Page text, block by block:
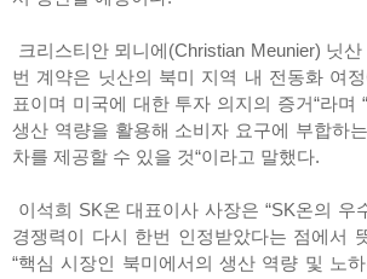
크리스티안 뫼니에(Christian Meunier) 닛
번 계약은 닛산의 북미 지역 내 전동화 여
표이며 미국에 대한 투자 의지의 증거“라며
생산 역량을 활용해 소비자 요구에 부합하
차를 제공할 수 있을 것“이라고 말했다.
이석희 SK온 대표이사 사장은 “SK온의 우
경쟁력이 다시 한번 인정받았다는 점에서
“핵심 시장인 북미에서의 생산 역량 및 노